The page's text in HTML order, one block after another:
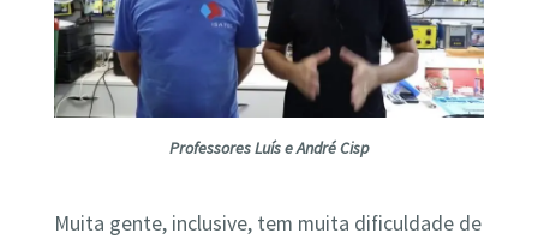
Professores Luís e André Cisp
Muita gente, inclusive, tem muita dificuldade de